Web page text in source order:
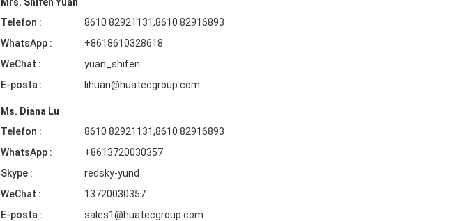
Telefon :
8610 82921131,8610 82916893
WhatsApp :
+8618610328618
WeChat :
yuan_shifen
E-posta :
lihuan@huatecgroup.com
Ms. Diana Lu
Telefon :
8610 82921131,8610 82916893
WhatsApp :
+8613720030357
Skype :
redsky-yund
WeChat :
13720030357
E-posta :
sales1@huatecgroup.com